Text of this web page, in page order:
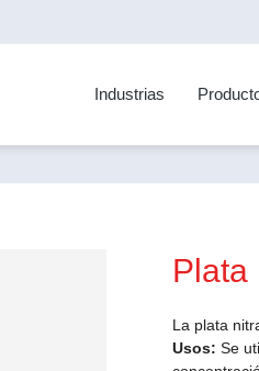
Industrias
Plata
La plata
Usos: Se